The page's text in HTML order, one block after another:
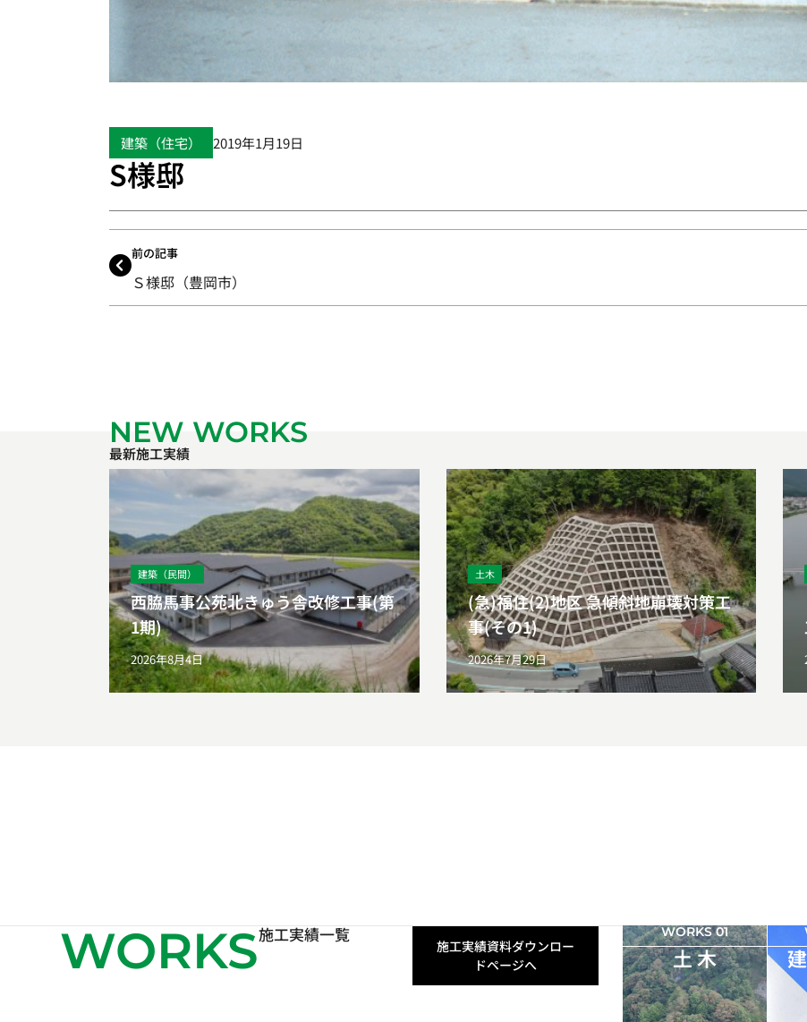
建築（住宅） 2019年1月19日
S様邸
前の記事
Ｓ様邸（豊岡市）
NEW WORKS
最新施工実績
建築（民間）
西脇馬事公苑北きゅう舎改修工事(第
1期)
2026年8月4日
土木
(急)福住(2)地区 急傾斜地崩壊対策工
事(その1)
2026年7月29日
WORKS施工実績一覧
施工実績資料ダウンロー
ドページへ
WORKS 01
土 木